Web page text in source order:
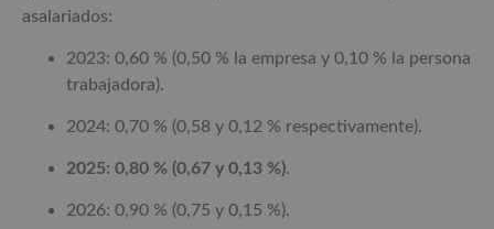
asalariados:
2023: 0,60 % (0,50 % la empresa y 0,10 % la persona
trabajadora).
2024: 0,70 % (0,58 y 0,12 % respectivamente).
2025: 0,80 % (0,67 y 0,13 %).
2026: 0,90 % (0,75 y 0,15 %).